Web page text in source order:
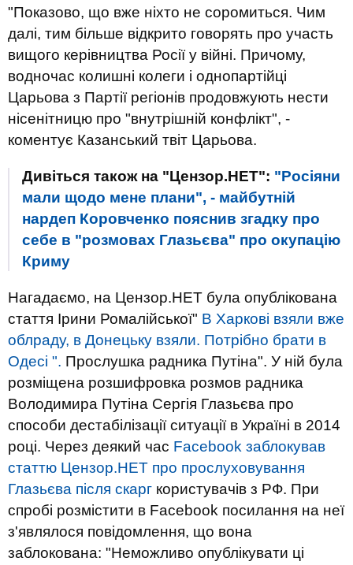
"Показово, що вже ніхто не соромиться. Чим
далі, тим більше відкрито говорять про участь
вищого керівництва Росії у війні. Причому,
водночас колишні колеги і однопартійці
Царьова з Партії регіонів продовжують нести
нісенітницю про "внутрішній конфлікт", -
коментує Казанський твіт Царьова.
Дивіться також на "Цензор.НЕТ": "Росіяни
мали щодо мене плани", - майбутній
нардеп Коровченко пояснив згадку про
себе в "розмовах Глазьєва" про окупацію
Криму
Нагадаємо, на Цензор.НЕТ була опублікована
стаття Ірини Ромалійської" В Харкові взяли вже
облраду, в Донецьку взяли. Потрібно брати в
Одесі ". Прослушка радника Путіна". У ній була
розміщена розшифровка розмов радника
Володимира Путіна Сергія Глазьєва про
способи дестабілізації ситуації в Україні в 2014
році. Через деякий час Facebook заблокував
статтю Цензор.НЕТ про прослуховування
Глазьєва після скарг користувачів з РФ. При
спробі розмістити в Facebook посилання на неї
з'являлося повідомлення, що вона
заблокована: "Неможливо опублікувати ці